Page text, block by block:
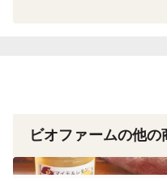
ビオファームの他の